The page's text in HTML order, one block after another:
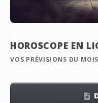
HOROSCOPE EN
VOS PRÉVISIONS DU MOIS